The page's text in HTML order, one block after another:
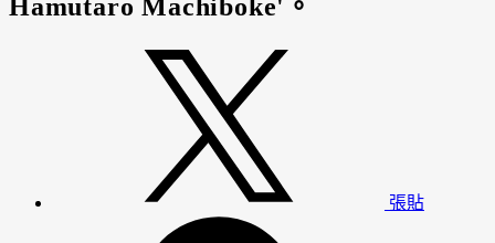
Hamutaro Machiboke'。
張貼